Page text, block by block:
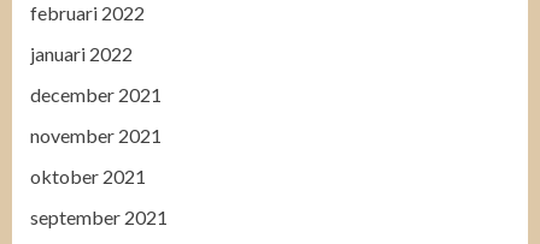
februari 2022
januari 2022
december 2021
november 2021
oktober 2021
september 2021